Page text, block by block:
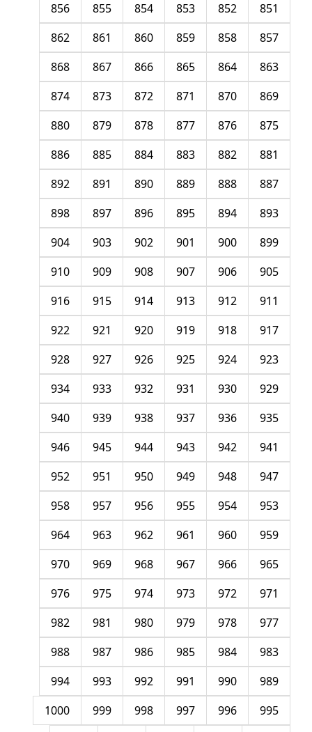
851
852
853
854
855
856
857
858
859
860
861
862
863
864
865
866
867
868
869
870
871
872
873
874
875
876
877
878
879
880
881
882
883
884
885
886
887
888
889
890
891
892
893
894
895
896
897
898
899
900
901
902
903
904
905
906
907
908
909
910
911
912
913
914
915
916
917
918
919
920
921
922
923
924
925
926
927
928
929
930
931
932
933
934
935
936
937
938
939
940
941
942
943
944
945
946
947
948
949
950
951
952
953
954
955
956
957
958
959
960
961
962
963
964
965
966
967
968
969
970
971
972
973
974
975
976
977
978
979
980
981
982
983
984
985
986
987
988
989
990
991
992
993
994
995
996
997
998
999
1000